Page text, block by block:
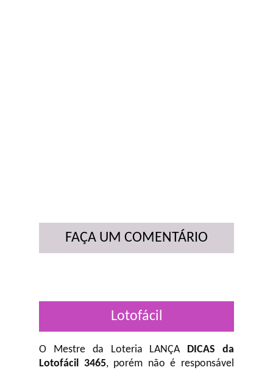
FAÇA UM COMENTÁRIO
Lotofácil
O Mestre da Loteria LANÇA DICAS da
Lotofácil 3465, porém não é responsável